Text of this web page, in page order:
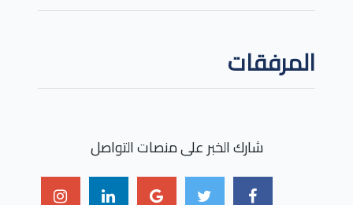
المرفقات
شارك الخبر على منصات التواصل